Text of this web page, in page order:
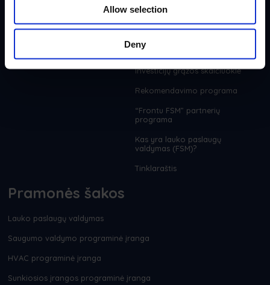
Allow selection
Deny
Kainodara
Help Center
Integracijos
Funkcijos
Investicijų grąžos skaičiuoklė
Rekomendavimo programa
“Frontu FSM” partnerių
programa
Kas yra lauko paslaugų
valdymas (FSM)?
Tinklaraštis
Pramonės šakos
Lauko paslaugų valdymas
Saugumo valdymo programinė įranga
HVAC programinė įranga
Sunkiosios įrangos programinė įranga